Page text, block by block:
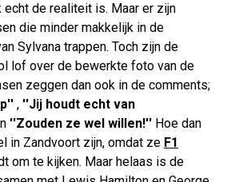
de realiteit is. Maar er zijn
die minder makkelijk in de
Sylvana trappen. Toch zijn de
lof over de bewerkte foto van de
zeggen dan ook in de comments;
, ''Jij houdt echt van
''Zouden ze wel willen!'' Hoe dan
in Zandvoort zijn, omdat ze F1
om te kijken. Maar helaas is de